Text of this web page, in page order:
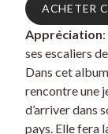
ACHETER
Appréciation
ses escaliers
Dans cet
rencontre une
d’arriver dans
pays. Elle fera